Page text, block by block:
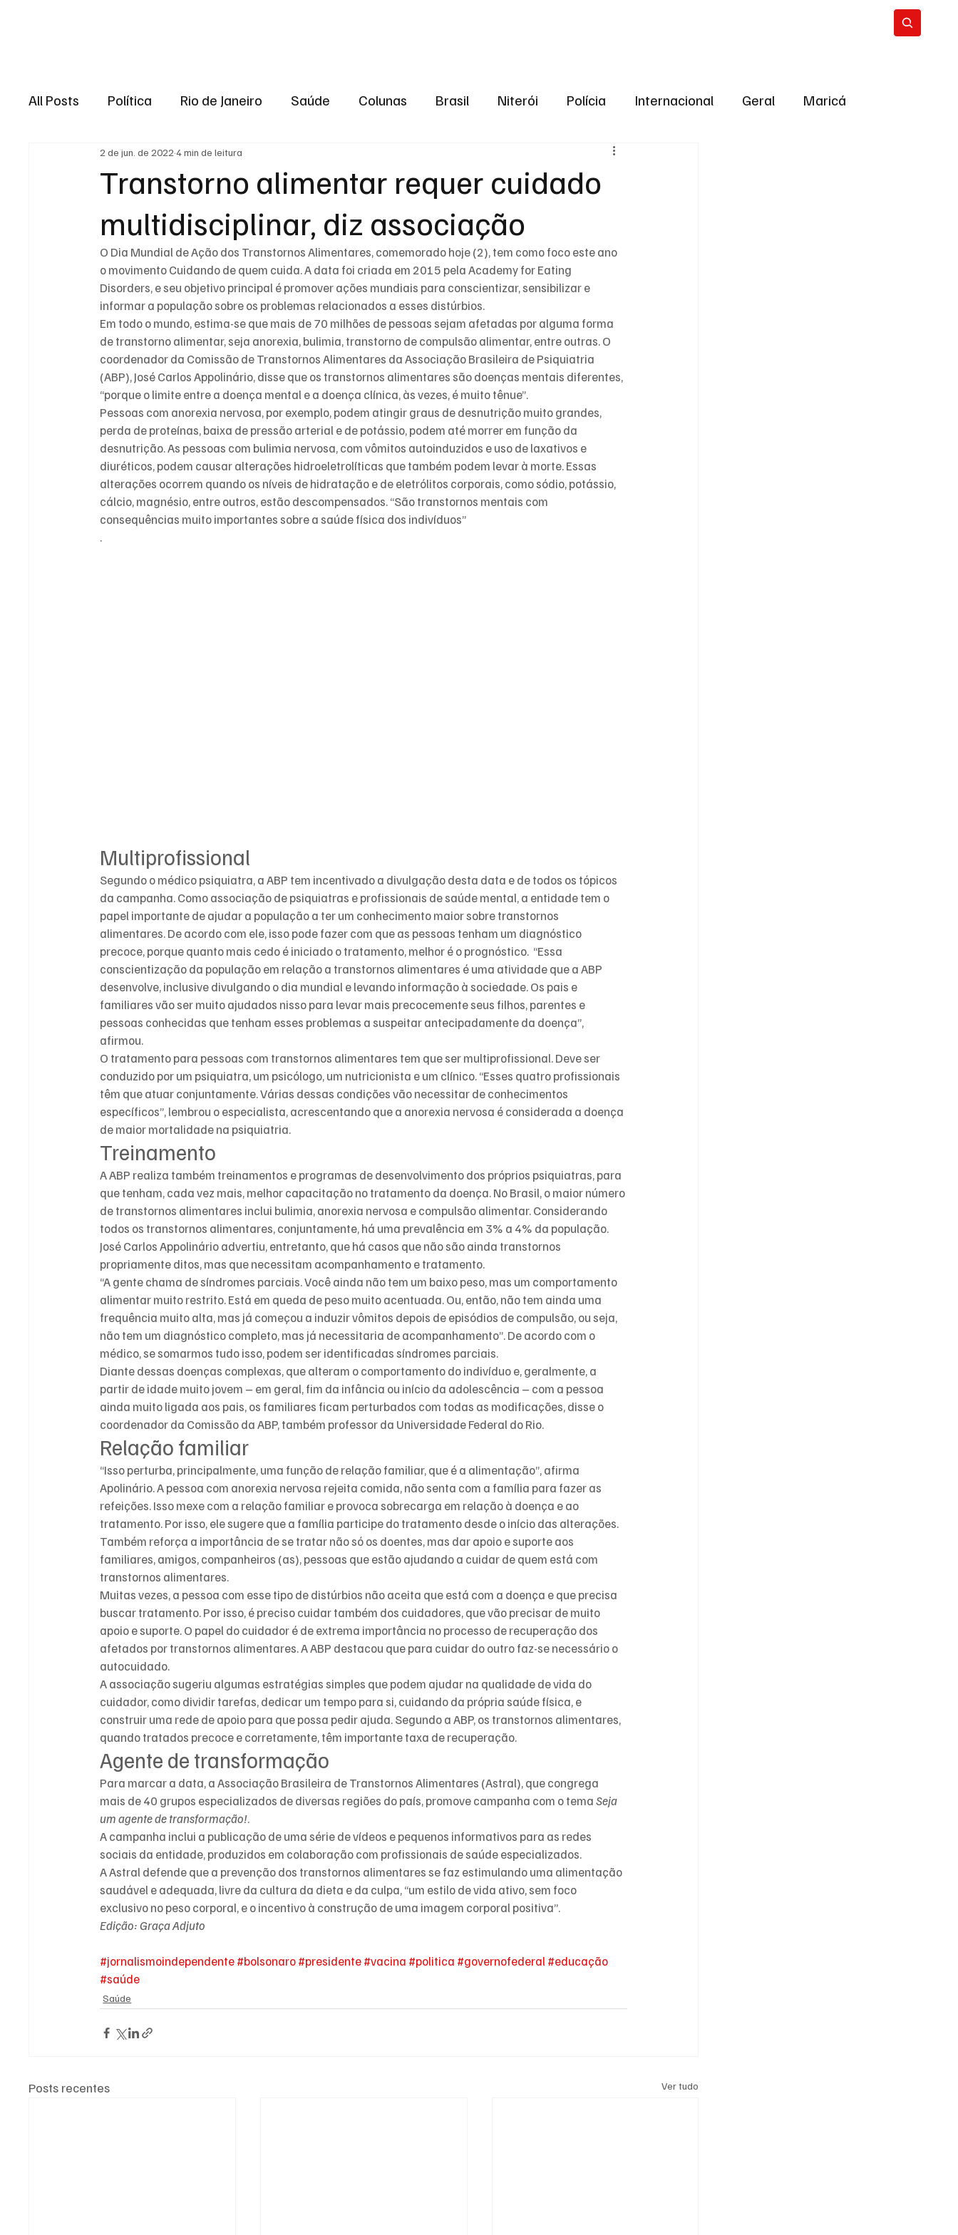
All Posts Política Rio de Janeiro Saúde Colunas Brasil Niterói Polícia Internacional Geral Maricá
Região dos lagos Baixada Fluminense Região Metropolitana
Niterói Zona Oeste Região serrana Economia Zona Norte
Entretenimento Serviço Eleições 2024 Norte Fluminense Informação
Transtorno alimentar requer cuidado
multidisciplinar, diz associação
2 de jun. de 2022 4 min de leitura
O Dia Mundial de Ação dos Transtornos Alimentares, comemorado hoje (2), tem como foco este ano
o movimento Cuidando de quem cuida. A data foi criada em 2015 pela Academy for Eating
Disorders, e seu objetivo principal é promover ações mundiais para conscientizar, sensibilizar e
informar a população sobre os problemas relacionados a esses distúrbios.
Em todo o mundo, estima-se que mais de 70 milhões de pessoas sejam afetadas por alguma forma
de transtorno alimentar, seja anorexia, bulimia, transtorno de compulsão alimentar, entre outras. O
coordenador da Comissão de Transtornos Alimentares da Associação Brasileira de Psiquiatria
(ABP), José Carlos Appolinário, disse que os transtornos alimentares são doenças mentais diferentes,
“porque o limite entre a doença mental e a doença clínica, às vezes, é muito tênue”.
Pessoas com anorexia nervosa, por exemplo, podem atingir graus de desnutrição muito grandes,
perda de proteínas, baixa de pressão arterial e de potássio, podem até morrer em função da
desnutrição. As pessoas com bulimia nervosa, com vômitos autoinduzidos e uso de laxativos e
diuréticos, podem causar alterações hidroeletrolíticas que também podem levar à morte. Essas
alterações ocorrem quando os níveis de hidratação e de eletrólitos corporais, como sódio, potássio,
cálcio, magnésio, entre outros, estão descompensados. “São transtornos mentais com
consequências muito importantes sobre a saúde física dos indivíduos”
.
Multiprofissional
Segundo o médico psiquiatra, a ABP tem incentivado a divulgação desta data e de todos os tópicos
da campanha. Como associação de psiquiatras e profissionais de saúde mental, a entidade tem o
papel importante de ajudar a população a ter um conhecimento maior sobre transtornos
alimentares. De acordo com ele, isso pode fazer com que as pessoas tenham um diagnóstico
precoce, porque quanto mais cedo é iniciado o tratamento, melhor é o prognóstico.  “Essa
conscientização da população em relação a transtornos alimentares é uma atividade que a ABP
desenvolve, inclusive divulgando o dia mundial e levando informação à sociedade. Os pais e
familiares vão ser muito ajudados nisso para levar mais precocemente seus filhos, parentes e
pessoas conhecidas que tenham esses problemas a suspeitar antecipadamente da doença”,
afirmou.
O tratamento para pessoas com transtornos alimentares tem que ser multiprofissional. Deve ser
conduzido por um psiquiatra, um psicólogo, um nutricionista e um clínico. “Esses quatro profissionais
têm que atuar conjuntamente. Várias dessas condições vão necessitar de conhecimentos
específicos”, lembrou o especialista, acrescentando que a anorexia nervosa é considerada a doença
de maior mortalidade na psiquiatria.
Treinamento
A ABP realiza também treinamentos e programas de desenvolvimento dos próprios psiquiatras, para
que tenham, cada vez mais, melhor capacitação no tratamento da doença. No Brasil, o maior número
de transtornos alimentares inclui bulimia, anorexia nervosa e compulsão alimentar. Considerando
todos os transtornos alimentares, conjuntamente, há uma prevalência em 3% a 4% da população.
José Carlos Appolinário advertiu, entretanto, que há casos que não são ainda transtornos
propriamente ditos, mas que necessitam acompanhamento e tratamento.
“A gente chama de síndromes parciais. Você ainda não tem um baixo peso, mas um comportamento
alimentar muito restrito. Está em queda de peso muito acentuada. Ou, então, não tem ainda uma
frequência muito alta, mas já começou a induzir vômitos depois de episódios de compulsão, ou seja,
não tem um diagnóstico completo, mas já necessitaria de acompanhamento”. De acordo com o
médico, se somarmos tudo isso, podem ser identificadas síndromes parciais.
Diante dessas doenças complexas, que alteram o comportamento do indivíduo e, geralmente, a
partir de idade muito jovem – em geral, fim da infância ou início da adolescência – com a pessoa
ainda muito ligada aos pais, os familiares ficam perturbados com todas as modificações, disse o
coordenador da Comissão da ABP, também professor da Universidade Federal do Rio.
Relação familiar
“Isso perturba, principalmente, uma função de relação familiar, que é a alimentação”, afirma
Apolinário. A pessoa com anorexia nervosa rejeita comida, não senta com a família para fazer as
refeições. Isso mexe com a relação familiar e provoca sobrecarga em relação à doença e ao
tratamento. Por isso, ele sugere que a família participe do tratamento desde o início das alterações.
Também reforça a importância de se tratar não só os doentes, mas dar apoio e suporte aos
familiares, amigos, companheiros (as), pessoas que estão ajudando a cuidar de quem está com
transtornos alimentares.
Muitas vezes, a pessoa com esse tipo de distúrbios não aceita que está com a doença e que precisa
buscar tratamento. Por isso, é preciso cuidar também dos cuidadores, que vão precisar de muito
apoio e suporte. O papel do cuidador é de extrema importância no processo de recuperação dos
afetados por transtornos alimentares. A ABP destacou que para cuidar do outro faz-se necessário o
autocuidado.
A associação sugeriu algumas estratégias simples que podem ajudar na qualidade de vida do
cuidador, como dividir tarefas, dedicar um tempo para si, cuidando da própria saúde física, e
construir uma rede de apoio para que possa pedir ajuda. Segundo a ABP, os transtornos alimentares,
quando tratados precoce e corretamente, têm importante taxa de recuperação.
Agente de transformação
Para marcar a data, a Associação Brasileira de Transtornos Alimentares (Astral), que congrega
mais de 40 grupos especializados de diversas regiões do país, promove campanha com o tema Seja
um agente de transformação!.
A campanha inclui a publicação de uma série de vídeos e pequenos informativos para as redes
sociais da entidade, produzidos em colaboração com profissionais de saúde especializados.
A Astral defende que a prevenção dos transtornos alimentares se faz estimulando uma alimentação
saudável e adequada, livre da cultura da dieta e da culpa, “um estilo de vida ativo, sem foco
exclusivo no peso corporal, e o incentivo à construção de uma imagem corporal positiva”.
Edição: Graça Adjuto
#jornalismoindependente#bolsonaro#presidente#vacina #politica #governofederal #educação
#saúde
Saúde
Posts recentes Ver tudo